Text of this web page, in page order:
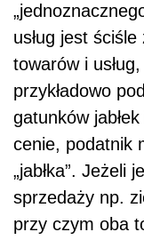
usług jest
towarów i
przykładowo
gatunków
cenie, podatnik
„jabłka”. Jeżeli
sprzedaży np.
przy czym oba